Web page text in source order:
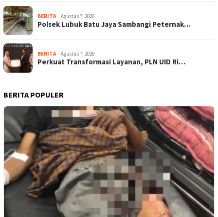
BERITA Agustus 7, 2026
Polsek Lubuk Batu Jaya Sambangi Peternak…
BERITA Agustus 7, 2026
Perkuat Transformasi Layanan, PLN UID Ri…
BERITA POPULER